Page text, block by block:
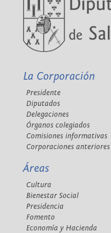
La Corporación
Presidente
Diputados
Delegaciones
Órganos colegiados
Comisiones informativas
Corporaciones anteriores
Áreas
Cultura
Bienestar Social
Presidencia
Fomento
Economía y Hacienda